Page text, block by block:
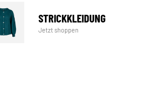
STRICKKLEIDUNG
Jetzt shoppen